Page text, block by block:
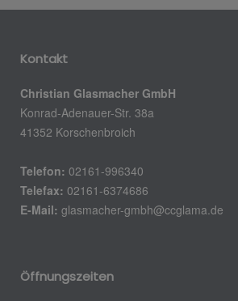
Kontakt
Christian Glasmacher GmbH
Konrad-Adenauer-Str. 38a
41352 Korschenbroich
Telefon: 02161-996340
Telefax: 02161-6374686
E-Mail: glasmacher-gmbh@ccglama.de
Öffnungszeiten